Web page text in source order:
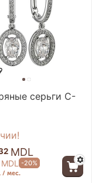
серьги C-
MDL
MDL -20%
/ мес.